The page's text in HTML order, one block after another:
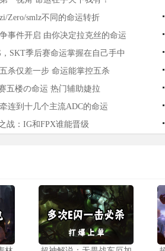
Zero/smlz不同的命运转折
事件开启 由你决定拉克丝的命运
SKT季后赛命运掌握在自己手中
杀仅差一步 命运能掌控五杀
五楼の命运 热门辅助婕拉
连到十几个主流ADC的命运
战：IG和FPX谁能晋级